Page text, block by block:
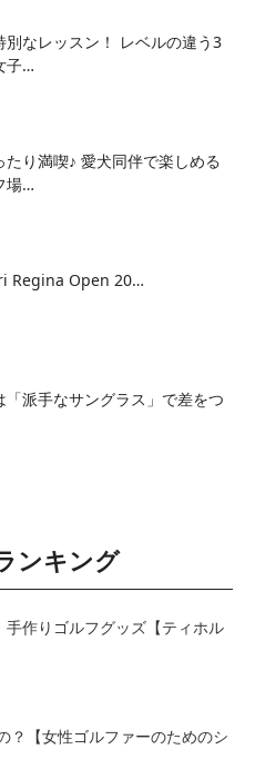
別なレッスン！ レベルの違う3
子…
たり満喫♪ 愛犬同伴で楽しめる
場…
Regina Open 20…
「派手なサングラス」で差をつ
ンキング
作りゴルフグッズ【ティホル
？【女性ゴルファーのためのシ